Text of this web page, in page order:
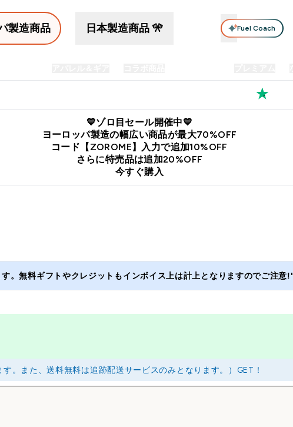
製造商品 日本製造商品 🎌 Fuel Coach
💙ゾロ目セール開催中💙
ヨーロッパ製造の幅広い商品が最大70%OFF
コード【ZOROME】入力で追加10%OFF
さらに特売品は追加20%OFF
今すぐ購入
。無料ギフトやクレジットもインボイス上は計上となりますのでご注意!'
。また、送料無料は追跡配送サービスのみとなります。）GET！